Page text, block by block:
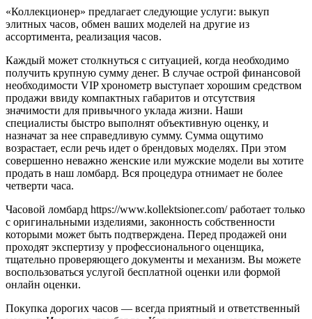
«Коллекционер» предлагает следующие услуги: выкуп
элитных часов, обмен ваших моделей на другие из
ассортимента, реализация часов.
Каждый может столкнуться с ситуацией, когда необходимо
получить крупную сумму денег. В случае острой финансовой
необходимости VIP хронометр выступает хорошим средством
продажи ввиду компактных габаритов и отсутствия
значимости для привычного уклада жизни. Наши
специалисты быстро выполнят объективную оценку, и
назначат за нее справедливую сумму. Сумма ощутимо
возрастает, если речь идет о брендовых моделях. При этом
совершенно неважно женские или мужские модели вы хотите
продать в наш ломбард. Вся процедура отнимает не более
четверти часа.
Часовой ломбард https://www.kollektsioner.com/работает только
с оригинальными изделиями, законность собственности
которыми может быть подтверждена. Перед продажей они
проходят экспертизу у профессионального оценщика,
тщательно проверяющего документы и механизм. Вы можете
воспользоваться услугой бесплатной оценки или формой
онлайн оценки.
Покупка дорогих часов — всегда приятный и ответственный